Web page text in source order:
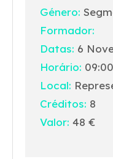
Género:
Formador:
Datas: 6
Horário:
Local:
Créditos: 8
Valor: 48 €